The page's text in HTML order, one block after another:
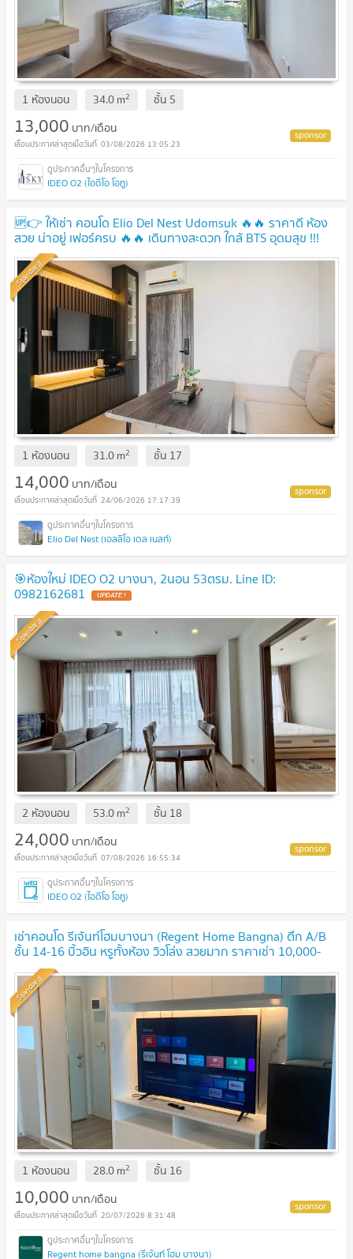
1 ห้องนอน 34.0m2 ชั้น 5
13,000 บาท/เดือน
03/08/2026 13:05:23
IDEO O2 (ไอดีโอ โอทู)
🆙👉 ให้เช่า คอนโด Elio Del Nest Udomsuk 🔥🔥 ราคาดี ห้อง
สวย น่าอยู่ เฟอร์ครบ 🔥🔥 เดินทางสะดวก ใกล้ BTS อุดมสุข !!!
Standard
1 ห้องนอน 31.0m2 ชั้น 17
14,000 บาท/เดือน
24/06/2026 17:17:39
Elio Del Nest (เอลลิโอ เดล เนสท์)
🎯ห้องใหม่ IDEO O2 บางนา, 2นอน 53ตรม. Line ID:
0982162681 UPDATE !
Standard
2 ห้องนอน 53.0m2 ชั้น 18
24,000 บาท/เดือน
07/08/2026 16:55:34
IDEO O2 (ไอดีโอ โอทู)
เช่าคอนโด รีเจ้นท์โฮมบางนา (Regent Home Bangna) ตึก A/B
ชั้น 14-16 บิ้วอิน หรูทั้งห้อง วิวโล่ง สวยมาก ราคาเช่า 10,000-
11,000 บาท
Standard
1 ห้องนอน 28.0m2 ชั้น 16
10,000 บาท/เดือน
20/07/2026 8:31:48
Regent home bangna (รีเจ้นท์ โฮม บางนา)